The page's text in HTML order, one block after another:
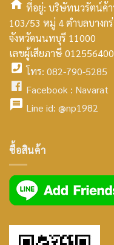
smt2
home
icon
ที่อยู่: บริษัทนวรัตน์ค้า
103/53 หมู่ 4 ตำบลบางก
จังหวัดนนทบุรี 11000
เลขผู้เสียภาษี
facebook
icon
โทร: 082-790-5285
facebook
Facebook : Navarat
icon
Line id: @np1982
ซื้อสินค้า